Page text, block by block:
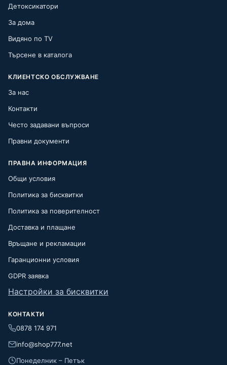
Детоксикатори
За дома
Видяно по TV
Търсене в каталога
КЛИЕНТСКО ОБСЛУЖВАНЕ
За нас
Контакти
Често задавани въпроси
Правни документи
ПРАВНА ИНФОРМАЦИЯ
Общи условия
Политика за бисквитки
Политика за поверителност
Доставка и плащане
Връщане и рекламации
Гаранционни условия
GDPR заявка
Настройки за бисквитки
КОНТАКТИ
0878 174 971
info@shop777.net
Понеделник – Петък